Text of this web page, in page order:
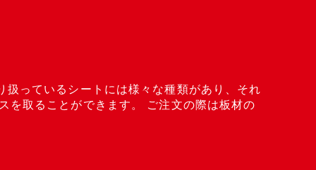
っているシートには様々な種類があり、それ
を取ることができます。 ご注文の際は板材の